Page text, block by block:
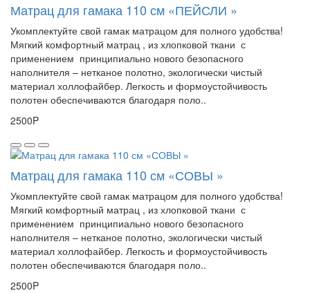
Матрац для гамака 110 см «ПЕЙСЛИ »
Укомплектуйте свой гамак матрацом для полного удобства!
Мягкий комфортный матрац , из хлопковой ткани с
применением принципиально нового безопасного
наполнителя – нетканое полотно, экологически чистый
материал холлофайбер. Легкость и формоустойчивость
полотен обеспечиваются благодаря поло..
2500P
Матрац для гамака 110 см «СОВЫ »
Укомплектуйте свой гамак матрацом для полного удобства!
Мягкий комфортный матрац , из хлопковой ткани с
применением принципиально нового безопасного
наполнителя – нетканое полотно, экологически чистый
материал холлофайбер. Легкость и формоустойчивость
полотен обеспечиваются благодаря поло..
2500P